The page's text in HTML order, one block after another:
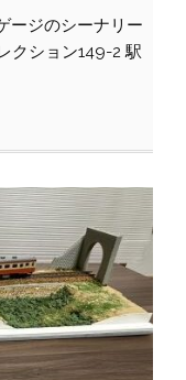
ージのシーナリー
クション149-2 駅